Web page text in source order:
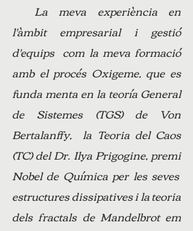
La meva experiència en
l'àmbit empresarial i gestió
d'equips com la meva formació
amb el procés Oxigeme, que es
funda menta en la teoría General
de Sistemes (TGS) de Von
Bertalanffy, la Teoria del Caos
(TC) del Dr. Ilya Prigogine, premi
Nobel de Química per les seves
estructures dissipatives i la teoria
dels fractals de Mandelbrot em